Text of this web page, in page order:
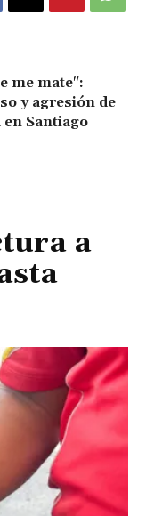
me mate":
y agresión de
Santiago
a